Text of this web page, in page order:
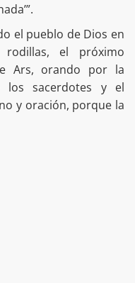
el pueblo de Dios en
rodillas, el próximo
Ars, orando por la
los sacerdotes y el
y oración, porque la